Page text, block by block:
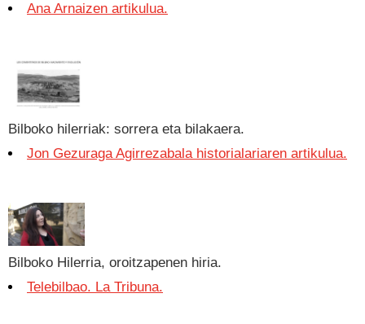
Ana Arnaizen artikulua.
Bilboko hilerriak: sorrera eta bilakaera.
Jon Gezuraga Agirrezabala historialariaren artikulua.
Bilboko Hilerria, oroitzapenen hiria.
Telebilbao. La Tribuna.